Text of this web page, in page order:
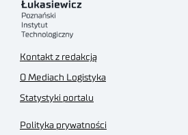
Kontakt z redakcją
O Mediach Logistyka
Statystyki portalu
Polityka prywatności